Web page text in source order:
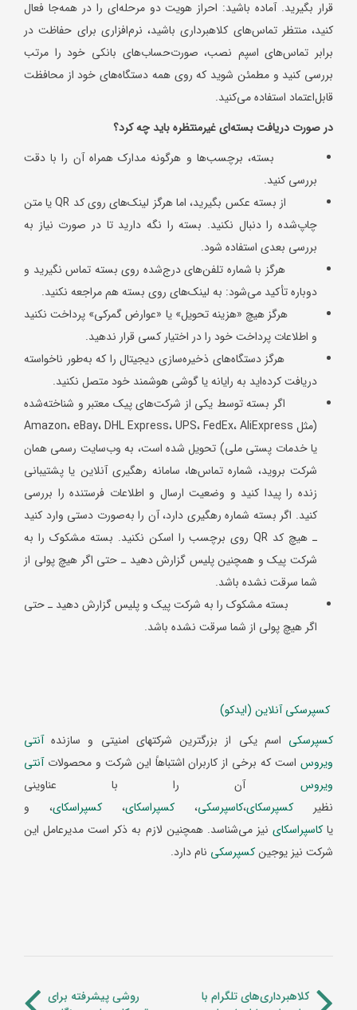
قرار بگیرید. آماده باشید: احراز هویت دو مرحله‌ای را در همه‌جا فعال
کنید، منتظر تماس‌های کلاهبرداری باشید، نرم‌افزاری برای حفاظت در
برابر تماس‌های اسپم نصب، صورت‌حساب‌های بانکی خود را مرتب
بررسی کنید و مطمئن شوید که روی همه دستگاه‌های خود از محافظت
قابل‌اعتماد استفاده می‌کنید.
در صورت دریافت بسته‌ای غیرمنتظره باید چه کرد؟
بسته، برچسب‌ها و هرگونه مدارک همراه آن را با دقت
بررسی کنید.
از بسته عکس بگیرید، اما هرگز لینک‌های روی کد QR یا متن
چاپ‌شده را دنبال نکنید. بسته را نگه دارید تا در صورت نیاز به
بررسی بعدی استفاده شود.
هرگز با شماره تلفن‌های درج‌شده روی بسته تماس نگیرید و
دوباره تأکید می‌شود: به لینک‌های روی بسته هم مراجعه نکنید.
هرگز هیچ «هزینه تحویل» یا «عوارض گمرکی» پرداخت نکنید
و اطلاعات پرداخت خود را در اختیار کسی قرار ندهید.
هرگز دستگاه‌های ذخیره‌سازی دیجیتال را که به‌طور ناخواسته
دریافت کرده‌اید به رایانه یا گوشی هوشمند خود متصل نکنید.
اگر بسته توسط یکی از شرکت‌های پیک معتبر و شناخته‌شده
(مثل Amazon، eBay، DHL Express، UPS، FedEx، AliExpress
یا خدمات پستی ملی) تحویل شده است، به وب‌سایت رسمی همان
شرکت بروید، شماره تماس‌ها، سامانه رهگیری آنلاین یا پشتیبانی
زنده را پیدا کنید و وضعیت ارسال و اطلاعات فرستنده را بررسی
کنید. اگر بسته شماره رهگیری دارد، آن را به‌صورت دستی وارد کنید
ـ هیچ کد QR روی برچسب را اسکن نکنید. بسته مشکوک را به
شرکت پیک و همچنین پلیس گزارش دهید ـ حتی اگر هیچ پولی از
شما سرقت نشده باشد.
بسته مشکوک را به شرکت پیک و پلیس گزارش دهید ـ حتی
اگر هیچ پولی از شما سرقت نشده باشد.
کسپرسکی آنلاین (ایدکو)
کسپرسکی اسم یکی از بزرگترین شرکتهای امنیتی و سازندهآنتی
ویروس است که برخی از کاربران اشتباهاً این شرکت و محصولاتآنتی
ویروسآن را با عناوینی
نظیر کسپرسکای،کاسپرسکی، کسپراسکای، کسپراسکای، و
یاکاسپراسکای نیز می‌شناسد. همچنین لازم به ذکر است مدیرعامل این
شرکت نیز یوجینکسپرسکی نام دارد.
روشی پیشرفته برای
کلاهبرداری‌های تلگرام با